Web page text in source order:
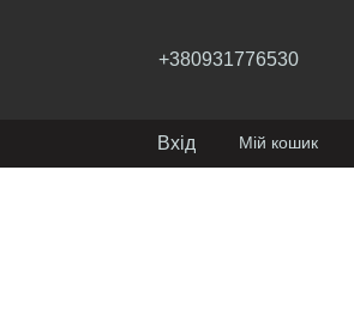
+380931776530
Вхід Мій кошик